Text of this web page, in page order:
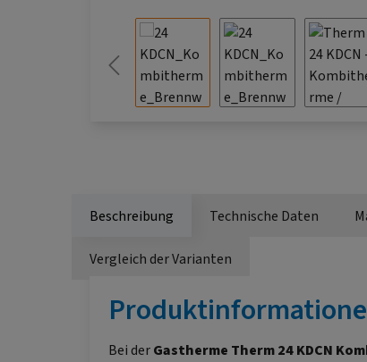
Beschreibung Technische Daten
Vergleich der Varianten
Bei derGastherme Therm 24 KDCN